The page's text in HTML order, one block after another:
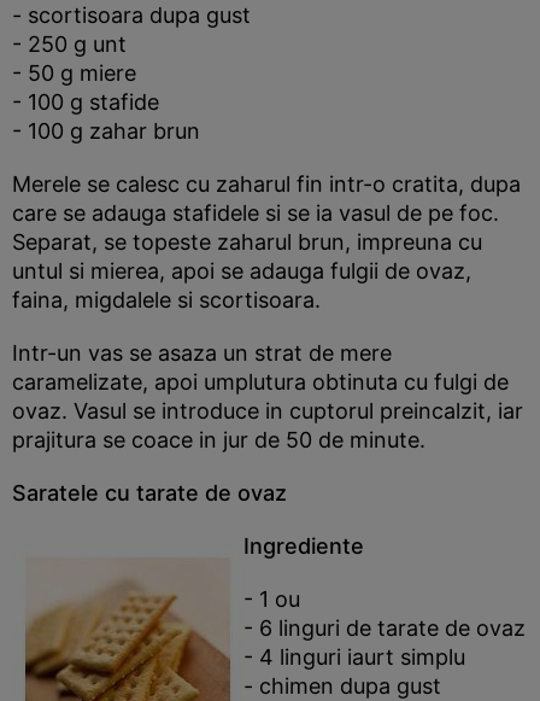
- scortisoara dupa gust
- 250 g unt
- 50 g miere
- 100 g stafide
- 100 g zahar brun
Merele se calesc cu zaharul fin intr-o cratita, dupa
care se adauga stafidele si se ia vasul de pe foc.
Separat, se topeste zaharul brun, impreuna cu
untul si mierea, apoi se adauga fulgii de ovaz,
faina, migdalele si scortisoara.
Intr-un vas se asaza un strat de mere
caramelizate, apoi umplutura obtinuta cu fulgi de
ovaz. Vasul se introduce in cuptorul preincalzit, iar
prajitura se coace in jur de 50 de minute.
Saratele cu tarate de ovaz
Ingrediente
- 1 ou
- 6 linguri de tarate de ovaz
- 4 linguri iaurt simplu
- chimen dupa gust